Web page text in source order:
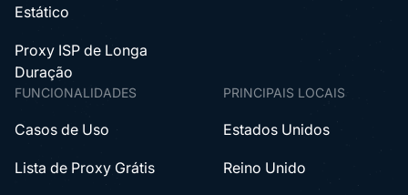
Estático
Proxy ISP de Longa
Duração
FUNCIONALIDADES
Casos de Uso
Lista de Proxy Grátis
PRINCIPAIS LOCAIS
Estados Unidos
Reino Unido